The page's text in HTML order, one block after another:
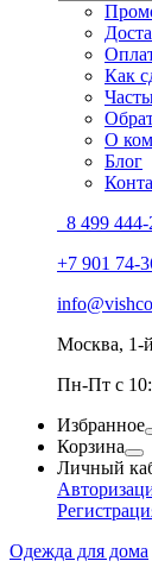
Как
О
Блог
8 499
+7 901 74-
Москва, 1-
Пн-Пт с
Избранное
Корзина
Личный
Одежда для дома